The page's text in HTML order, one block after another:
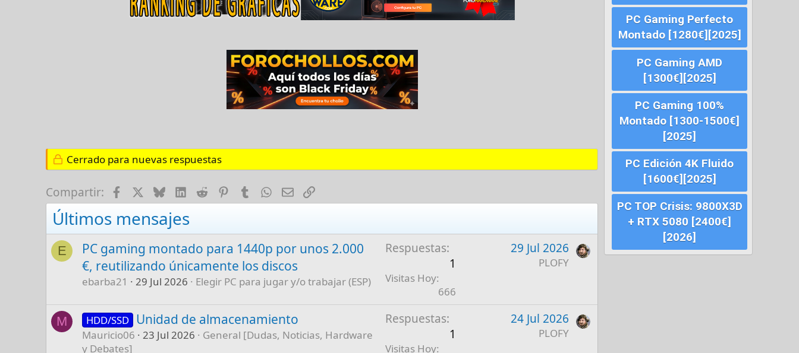
Cerrado para nuevas respuestas
Compartir: FacebookBlueskyLinkedIn
RedditPinterestTumblr
WhatsApp
E-mailEnlace
Últimos mensajes
E
PC gaming montado para 1440p por unos 2.000
€, reutilizando únicamente los discos
ebarba21 29 Jul 2026 Elegir PC para jugar y/o trabajar (ESP)
Respuestas
1
Visitas Hoy
666
29 Jul 2026
PLOFY
M HDD/SSD Unidad de almacenamiento
Mauricio06 23 Jul 2026
General [Dudas, Noticias, Hardware
y Debates]
Respuestas
1
Visitas Hoy
24 Jul 2026
PLOFY
PC Gaming Perfecto
Montado [1280€][2025]
PC Gaming AMD
[1300€][2025]
PC Gaming 100%
Montado [1300-1500€]
[2025]
PC Edición 4K Fluido
[1600€][2025]
PC TOP Crisis: 9800X3D
+ RTX 5080 [2400€]
[2026]